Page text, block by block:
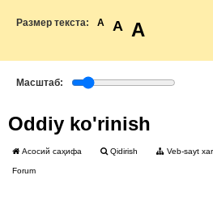
Размер текста: A A A
Масштаб:
Oddiy ko'rinish
Асосий саҳифа Qidirish Veb-sayt
Forum